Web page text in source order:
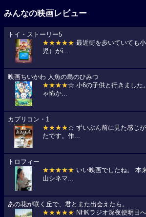
みんなの映画レビュー
トイ・ストーリー5
★★★★★ 最近街を歩いていても
児）がi...
映画ちいかわ 人魚の島のひみつ
★★★★☆ 小6の子供と行きました
ゃ怖か...
カプリコン・1
★★★★☆ ずいぶん前に見た感じ
たです。作...
トロフィー
★★★★★ いい映画でしたね。 本
山シネマ...
あの花が咲く丘で、君とまた出会えたら。
★★★★★ NHKラジオ深夜便明日